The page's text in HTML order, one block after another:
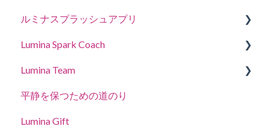
ルミナセレクトエクスプレイナーの説明
ルミナスプラッシュアプリ
参加者の方向け
プラクティショナー様向け
Lumina Spark Coach
ガイドとデモ
スパークコーチ
スパークコーチPlus
Lumina Team
チームを作成、表示、または編集する
ルミナチームのその他の特徴
平静を保つための道のり
Lumina Gift